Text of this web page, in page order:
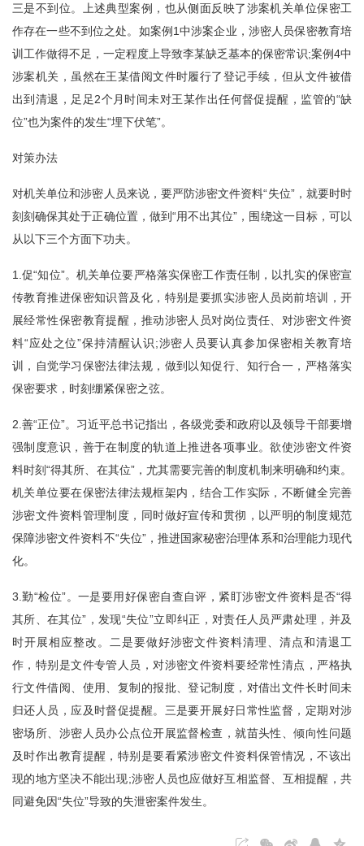
三是不到位。上述典型案例，也从侧面反映了涉案机关单位保密工
作存在一些不到位之处。如案例1中涉案企业，涉密人员保密教育培
训工作做得不足，一定程度上导致李某缺乏基本的保密常识;案例4中
涉案机关，虽然在王某借阅文件时履行了登记手续，但从文件被借
出到清退，足足2个月时间未对王某作出任何督促提醒，监管的“缺
位”也为案件的发生“埋下伏笔”。
对策办法
对机关单位和涉密人员来说，要严防涉密文件资料“失位”，就要时时
刻刻确保其处于正确位置，做到“用不出其位”，围绕这一目标，可以
从以下三个方面下功夫。
1.促“知位”。机关单位要严格落实保密工作责任制，以扎实的保密宣
传教育推进保密知识普及化，特别是要抓实涉密人员岗前培训，开
展经常性保密教育提醒，推动涉密人员对岗位责任、对涉密文件资
料“应处之位”保持清醒认识;涉密人员要认真参加保密相关教育培
训，自觉学习保密法律法规，做到以知促行、知行合一，严格落实
保密要求，时刻绷紧保密之弦。
2.善“正位”。习近平总书记指出，各级党委和政府以及领导干部要增
强制度意识，善于在制度的轨道上推进各项事业。欲使涉密文件资
料时刻“得其所、在其位”，尤其需要完善的制度机制来明确和约束。
机关单位要在保密法律法规框架内，结合工作实际，不断健全完善
涉密文件资料管理制度，同时做好宣传和贯彻，以严明的制度规范
保障涉密文件资料不“失位”，推进国家秘密治理体系和治理能力现代
化。
3.勤“检位”。一是要用好保密自查自评，紧盯涉密文件资料是否“得
其所、在其位”，发现“失位”立即纠正，对责任人员严肃处理，并及
时开展相应整改。二是要做好涉密文件资料清理、清点和清退工
作，特别是文件专管人员，对涉密文件资料要经常性清点，严格执
行文件借阅、使用、复制的报批、登记制度，对借出文件长时间未
归还人员，应及时督促提醒。三是要开展好日常性监督，定期对涉
密场所、涉密人员办公点位开展监督检查，就苗头性、倾向性问题
及时作出教育提醒，特别是要看紧涉密文件资料保管情况，不该出
现的地方坚决不能出现;涉密人员也应做好互相监督、互相提醒，共
同避免因“失位”导致的失泄密案件发生。